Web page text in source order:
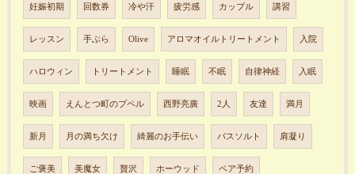
妊娠初期 回数券 冷や汗 疲労感 カップル 講習
レッスン 手ぶら Olive アロマオイルトリートメント 入院
ハロウィン トリートメント 睡眠 不眠 自律神経 入眠
映画 えんとつ町のプペル 西野亮廣 2人 友達 満月
新月 月の満ち欠け 綺麗のお手伝い バスソルト 肩凝り
ご褒美 美魔女 贅沢 ホーウッド ペア予約